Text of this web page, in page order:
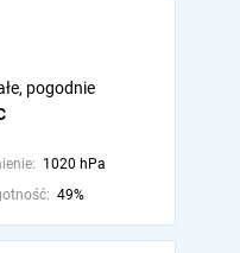
pogodnie
1020 hPa
49%